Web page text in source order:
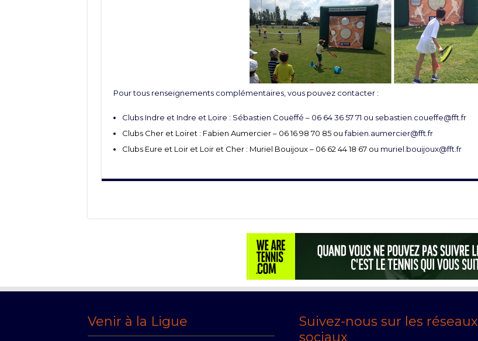
Pour tous renseignements complémentaires, vous pouvez contacter :
Clubs Indre et Indre et Loire : Sébastien Couëffé – 06 64 36 57 71 ou sebastien.coueffe@fft.fr
Clubs Cher et Loiret : Fabien Aumercier – 06 16 98 70 85 oufabien.aumercier@fft.fr
Clubs Eure et Loir et Loir et Cher : Muriel Bouijoux – 06 62 44 18 67 ou muriel.bouijoux@fft.fr
Venir à la Ligue
Suivez-nous sur les réseaux
sociaux